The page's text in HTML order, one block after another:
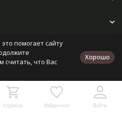
Корзина Избранное Войти
помогает сайту
считать, что Вас
Хорошо